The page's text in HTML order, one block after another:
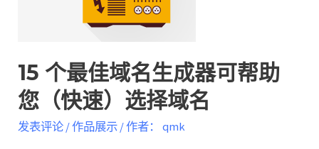
15 个最佳域名生成器可帮助
您（快速）选择域名
发表评论 /作品展示 / 作者： qmk